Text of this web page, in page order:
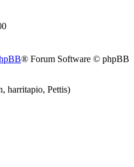
® Forum Software © phpBB
harritapio, Pettis)